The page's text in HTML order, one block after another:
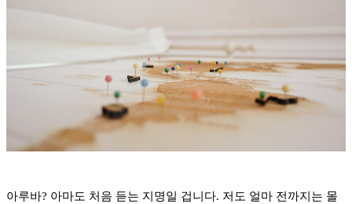
아루바? 아마도 처음 듣는 지명일 겁니다. 저도 얼마 전까지는 몰